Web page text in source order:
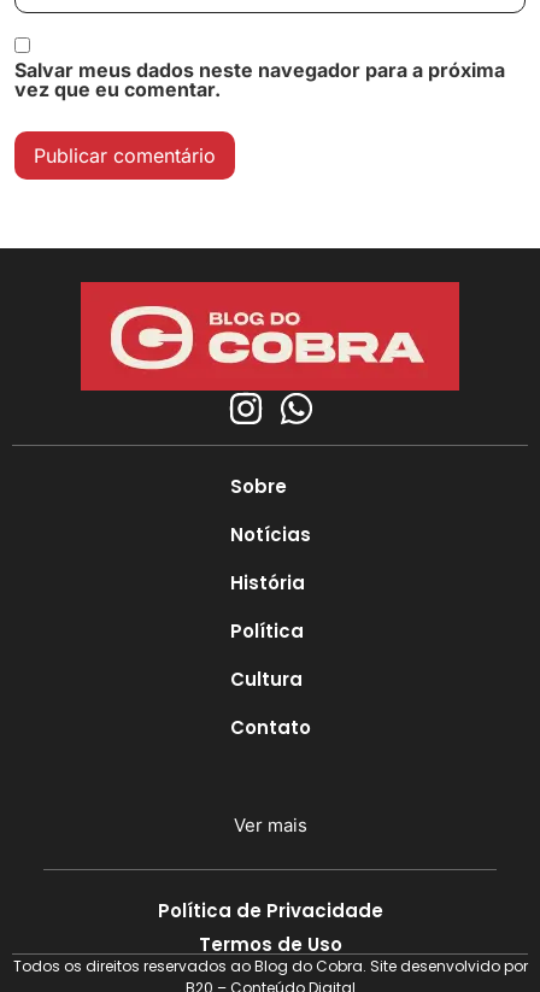
Salvar meus dados neste navegador para a próxima
vez que eu comentar.
Sobre
Notícias
História
Política
Cultura
Contato
Ver mais
Política de Privacidade
Termos de Uso
Todos os direitos reservados ao Blog do Cobra. Site desenvolvido por